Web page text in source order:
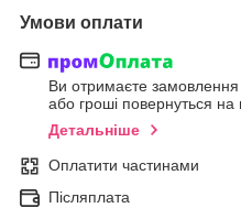
Умови оплати
Ви отримаєте замовлення
або гроші повернуться на
Детальніше
Оплатити частинами
Післяплата